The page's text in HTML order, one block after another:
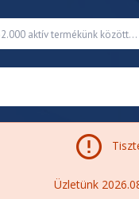
Üzletünk